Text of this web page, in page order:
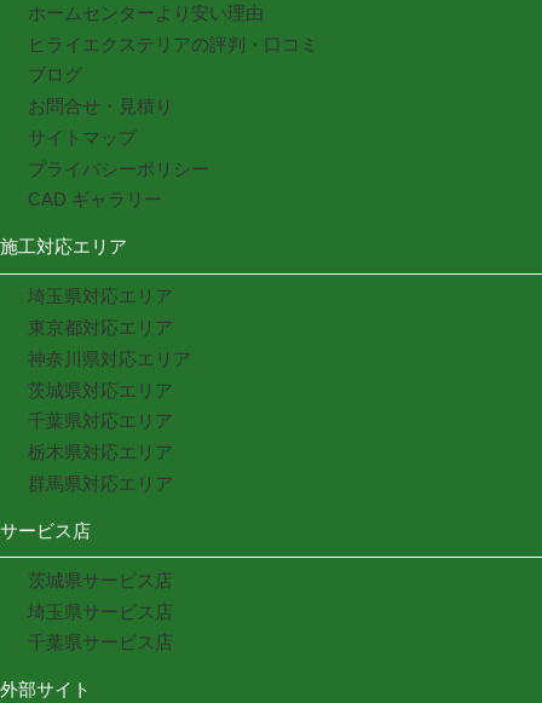
ホームセンターより安い理由
ヒライエクステリアの評判・口コミ
ブログ
お問合せ・見積り
サイトマップ
プライバシーポリシー
CAD ギャラリー
施工対応エリア
埼玉県対応エリア
東京都対応エリア
神奈川県対応エリア
茨城県対応エリア
千葉県対応エリア
栃木県対応エリア
群馬県対応エリア
サービス店
茨城県サービス店
埼玉県サービス店
千葉県サービス店
外部サイト